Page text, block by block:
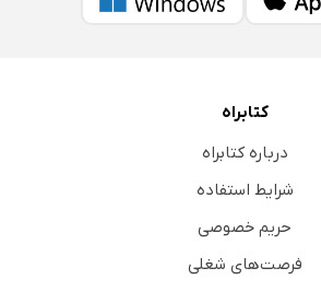
کتابراه
درباره کتابراه
شرایط استفاده
حریم خصوصی
فرصت‌های شغلی